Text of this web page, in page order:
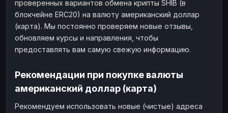
проверенных вариантов обмена крипты SHIB (в
блокчейне ERC20) на валюту американский доллар
(карта). Мы постоянно проверяем новые отзывы,
обновляем курсы и направления, чтобы
предоставлять вам самую свежую информацию.
Рекомендации при покупке валюты
американский доллар (карта)
Рекомендуем использовать новые (чистые) адреса